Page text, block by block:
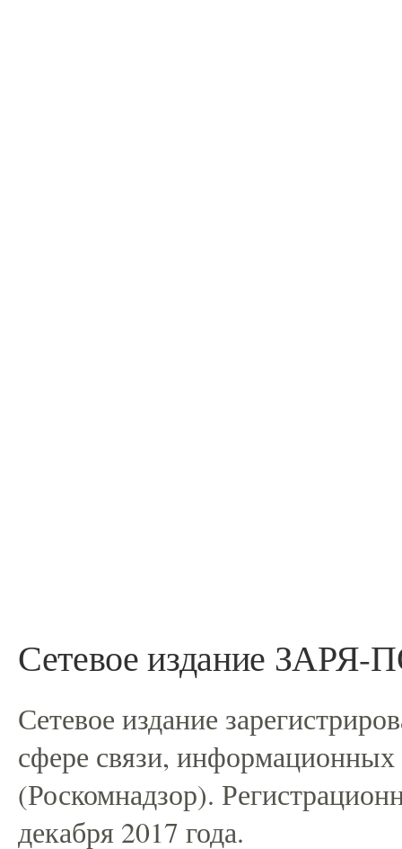
Сетевое издание
Сетевое издание
сфере связи,
(Роскомнадзор).
декабря 2017 года.